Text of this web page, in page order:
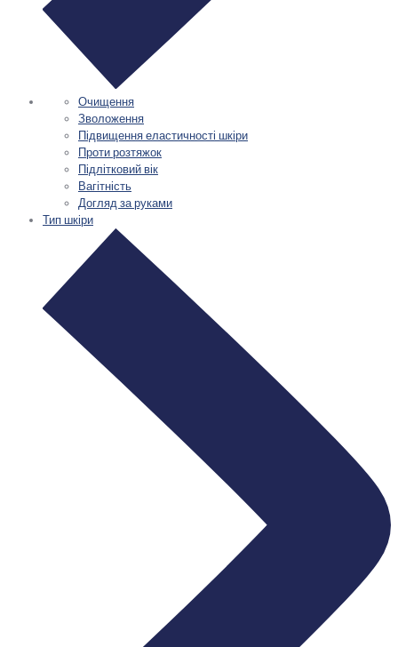
Очищення
Зволоження
Підвищення еластичності шкіри
Проти розтяжок
Підлітковий вік
Вагітність
Догляд за руками
Тип шкіри